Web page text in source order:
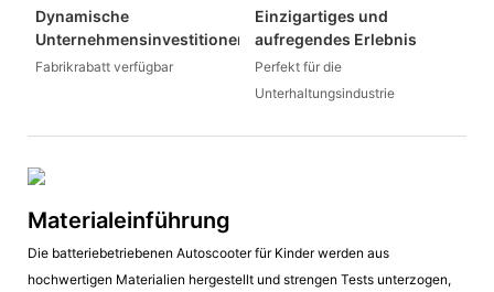
Dynamische
Unternehmensinvestitionen
Fabrikrabatt verfügbar
Einzigartiges und
aufregendes Erlebnis
Perfekt für die
Unterhaltungsindustrie
Materialeinführung
Die batteriebetriebenen Autoscooter für Kinder werden aus
hochwertigen Materialien hergestellt und strengen Tests unterzogen,